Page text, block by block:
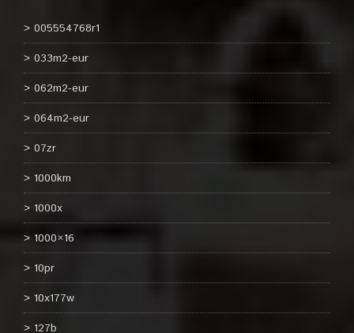
005554768r1
033m2-eur
062m2-eur
064m2-eur
07zr
1000km
1000x
1000×16
10pr
10x177w
127b